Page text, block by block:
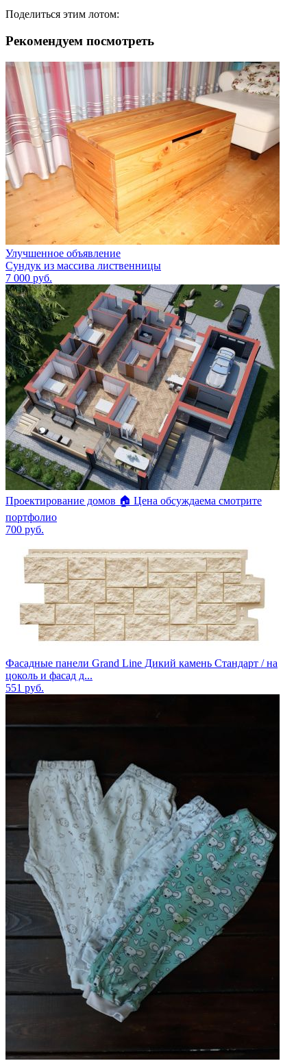
Поделиться этим лотом:
Рекомендуем посмотреть
Улучшенное объявление
Сундук из массива лиственницы
7 000 руб.
Проектирование домов 🏠 Цена обсуждаема смотрите
портфолио
700 руб.
Фасадные панели Grand Line Дикий камень Стандарт / на
цоколь и фасад д...
551 руб.